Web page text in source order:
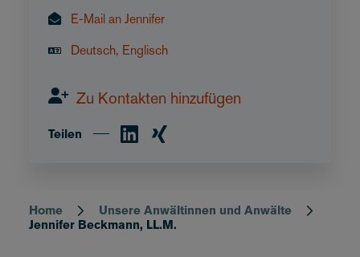
Breadcrumb
Home
Unsere Anwältinnen und Anwälte
Jennifer Beckmann, LL.M.
E-Mail an Jennifer
Deutsch, Englisch
Zu Kontakten hinzufügen
Teilen